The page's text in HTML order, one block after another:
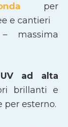
per
e cantieri
massima
ad alta
brillanti e
per esterno.